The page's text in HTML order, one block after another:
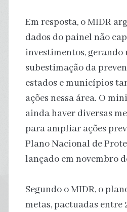
Em resposta, o MIDR
dados do painel não
investimentos, gerando
subestimação da
estados e municípios
ações nessa área. O
ainda haver diversas
para ampliar ações
Plano Nacional de
lançado em novembro
Segundo o MIDR, o
metas, pactuadas entre